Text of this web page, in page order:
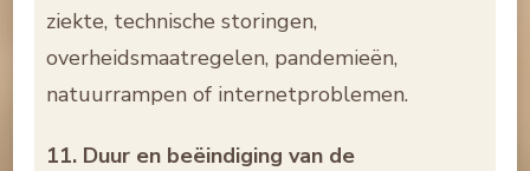
ziekte, technische storingen,
overheidsmaatregelen, pandemieën,
natuurrampen of internetproblemen.
11. Duur en beëindiging van de